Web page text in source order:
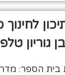
לחינוך
הספר: